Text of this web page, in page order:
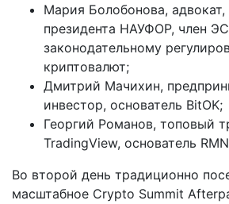
Мария Болобонова, адвокат,
президента НАУФОР, член
законодательному
криптовалют;
Дмитрий Мачихин,
инвестор, основатель BitOK;
Георгий Романов, топовый
TradingView, основатель
Во второй день традиционно
масштабное Crypto Summit